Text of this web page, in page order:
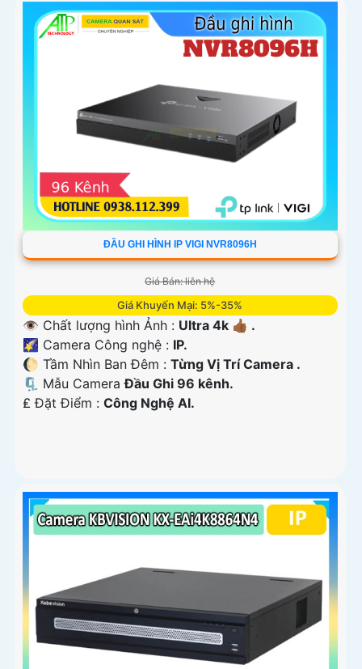
ĐẦU GHI HÌNH IP VIGI NVR8096H
Giá Bán: liên hệ
Giá Khuyến Mại: 5%-35%
👁 Chất lượng hình Ảnh : Ultra 4k 👍🏾 .
🌠 Camera Công nghệ : IP.
🌔 Tầm Nhìn Ban Đêm : Từng Vị Trí Camera .
🗜️ Mẫu CameraĐầu Ghi 96 kênh.
️₤ Đặt Điểm : Công Nghệ AI.